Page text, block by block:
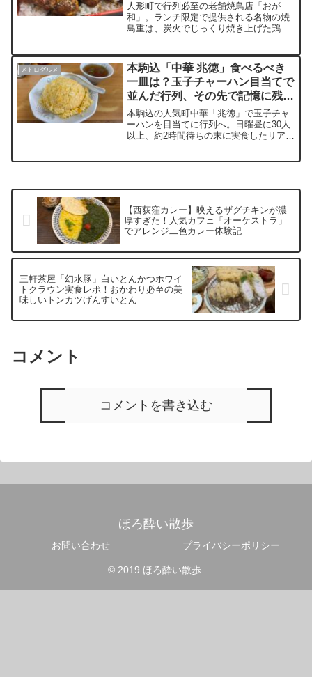
人形町で行列必至の老舗焼鳥店「おが
和」。ランチ限定で提供される名物の焼
鳥重は、炭火でじっくり焼き上げた鶏肉
を刺激します。一口頬張れば、ふっくら
柔らかな鶏肉とタレが染み込んだご飯が
絶妙に絡み合い、口いっぱいに幸せが広
がる極上体験。焼鳥好きにおすすめ！
メトログルメ
本駒込「中華 兆徳」食べるべき
一皿は？玉子チャーハン目当てで
並んだ行列、その先で記憶に残っ
た餃子だった
本駒込の人気町中華「兆徳」で玉子チャ
ーハンを目当てに行列へ。日曜昼に30人
以上、約2時間待ちの末に実食したリアル
店内の様子、食後に感じた本音まで含め
めた。
【西荻窪カレー】映えるザグチキンが濃
厚すぎた！人気カフェ「オーケストラ」
でアレンジ二色カレー体験記
三軒茶屋「幻水豚」白いとんかつホワイ
トクラウン実食レポ！おかわり必至の美
味しいトンカツげんすいとん
コメント
コメントを書き込む
ほろ酔い散歩
お問い合わせ プライバシーポリシー
© 2019 ほろ酔い散歩.